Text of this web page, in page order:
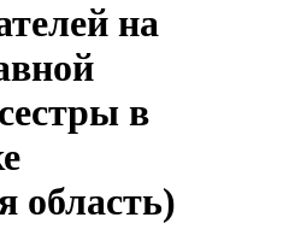
на
в
область)